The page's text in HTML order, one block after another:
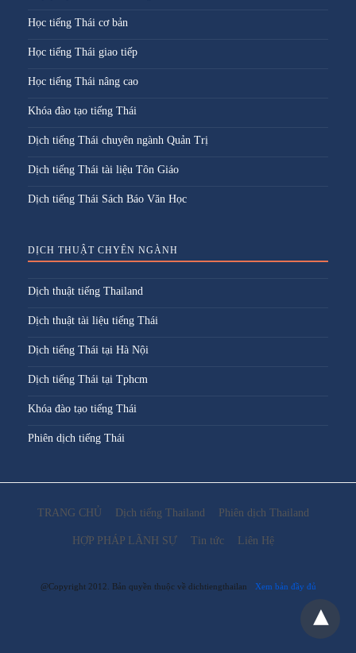
Học tiếng Thái cơ bản
Học tiếng Thái giao tiếp
Học tiếng Thái nâng cao
Khóa đào tạo tiếng Thái
Dịch tiếng Thái chuyên ngành Quản Trị
Dịch tiếng Thái tài liệu Tôn Giáo
Dịch tiếng Thái Sách Báo Văn Học
DỊCH THUẬT CHYÊN NGÀNH
Dịch thuật tiếng Thailand
Dịch thuật tài liệu tiếng Thái
Dịch tiếng Thái tại Hà Nội
Dịch tiếng Thái tại Tphcm
Khóa đào tạo tiếng Thái
Phiên dịch tiếng Thái
TRANG CHỦ Dịch tiếng Thailand Phiên dịch Thailand
HỢP PHÁP LÃNH SỰ Tin tức Liên Hệ
@Copyright 2012. Bản quyền thuộc về dichtiengthailan Xem bản đầy đủ